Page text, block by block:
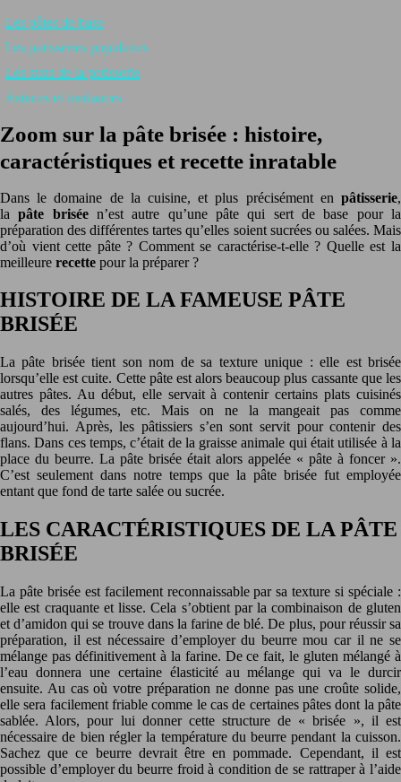
Les pâtes de base
Les patisseries populaires
Les stars de la patisserie
Astuces et tendances
Zoom sur la pâte brisée : histoire,
caractéristiques et recette inratable
Dans le domaine de la cuisine, et plus précisément en pâtisserie,
lapâte briséen’est autre qu’une pâte qui sert de base pour la
préparation des différentes tartes qu’elles soient sucrées ou salées. Mais
d’où vient cette pâte ? Comment se caractérise-t-elle ? Quelle est la
meilleure recette pour la préparer ?
HISTOIRE DE LA FAMEUSE PÂTE
BRISÉE
La pâte brisée tient son nom de sa texture unique : elle est brisée
lorsqu’elle est cuite. Cette pâte est alors beaucoup plus cassante que les
autres pâtes. Au début, elle servait à contenir certains plats cuisinés
salés, des légumes, etc. Mais on ne la mangeait pas comme
aujourd’hui. Après, les pâtissiers s’en sont servit pour contenir des
flans. Dans ces temps, c’était de la graisse animale qui était utilisée à la
place du beurre. La pâte brisée était alors appelée « pâte à foncer ».
C’est seulement dans notre temps que la pâte brisée fut employée
entant que fond de tarte salée ou sucrée.
LES CARACTÉRISTIQUES DE LA PÂTE
BRISÉE
La pâte brisée est facilement reconnaissable par sa texture si spéciale :
elle est craquante et lisse. Cela s’obtient par la combinaison de gluten
et d’amidon qui se trouve dans la farine de blé. De plus, pour réussir sa
préparation, il est nécessaire d’employer du beurre mou car il ne se
mélange pas définitivement à la farine. De ce fait, le gluten mélangé à
l’eau donnera une certaine élasticité au mélange qui va le durcir
ensuite. Au cas où votre préparation ne donne pas une croûte solide,
elle sera facilement friable comme le cas de certaines pâtes dont la pâte
sablée. Alors, pour lui donner cette structure de « brisée », il est
nécessaire de bien régler la température du beurre pendant la cuisson.
Sachez que ce beurre devrait être en pommade. Cependant, il est
possible d’employer du beurre froid à condition de se rattraper à l’aide